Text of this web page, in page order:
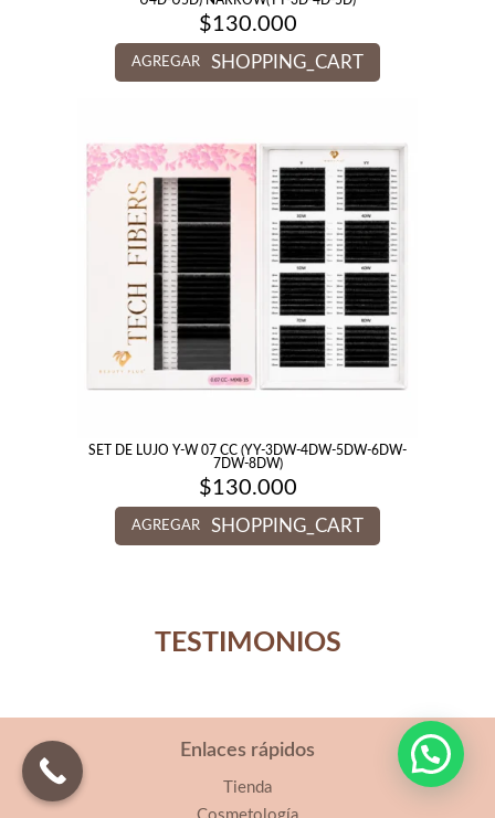
$130.000
AGREGAR SHOPPING_CART
SET DE LUJO Y-W 07 CC (YY-3DW-4DW-5DW-6DW-
7DW-8DW)
$130.000
AGREGAR SHOPPING_CART
TESTIMONIOS
Enlaces rápidos
Tienda